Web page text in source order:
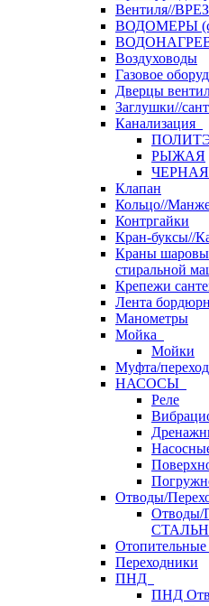
Вентиля//
ВОДОМЕРЫ
Воздуховоды
Газовое
Дверцы
Заглушки//
Канализация
РЫЖАЯ
ЧЕРНАЯ
Клапан
Кольцо//
Контргайки
Кран-буксы//
Краны
стиральной
Крепежи
Лента
Манометры
Мойка
Мойки
Муфта/
НАСОСЫ
Реле
Отводы/
Отводы/
Отопительные
Переходники
ПНД
ПНД